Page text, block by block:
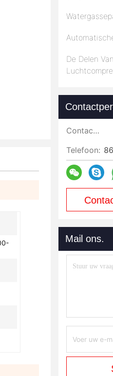
De Delen
Contactpersonen:
Telefoon:
Mail ons.